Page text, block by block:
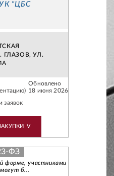
"ЦБС
ГЛАЗОВ, УЛ.
Обновлено
18 июня 2026
заявок
V
ФЗ
форме, участниками
б...